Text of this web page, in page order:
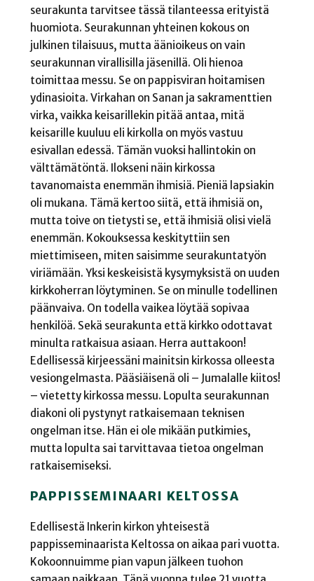
seurakunta tarvitsee tässä tilanteessa erityistä
huomiota. Seurakunnan yhteinen kokous on
julkinen tilaisuus, mutta äänioikeus on vain
seurakunnan virallisilla jäsenillä. Oli hienoa
toimittaa messu. Se on pappisviran hoitamisen
ydinasioita. Virkahan on Sanan ja sakramenttien
virka, vaikka keisarillekin pitää antaa, mitä
keisarille kuuluu eli kirkolla on myös vastuu
esivallan edessä. Tämän vuoksi hallintokin on
välttämätöntä. Ilokseni näin kirkossa
tavanomaista enemmän ihmisiä. Pieniä lapsiakin
oli mukana. Tämä kertoo siitä, että ihmisiä on,
mutta toive on tietysti se, että ihmisiä olisi vielä
enemmän. Kokouksessa keskityttiin sen
miettimiseen, miten saisimme seurakuntatyön
viriämään. Yksi keskeisistä kysymyksistä on uuden
kirkkoherran löytyminen. Se on minulle todellinen
päänvaiva. On todella vaikea löytää sopivaa
henkilöä. Sekä seurakunta että kirkko odottavat
minulta ratkaisua asiaan. Herra auttakoon!
Edellisessä kirjeessäni mainitsin kirkossa olleesta
vesiongelmasta. Pääsiäisenä oli – Jumalalle kiitos!
– vietetty kirkossa messu. Lopulta seurakunnan
diakoni oli pystynyt ratkaisemaan teknisen
ongelman itse. Hän ei ole mikään putkimies,
mutta lopulta sai tarvittavaa tietoa ongelman
ratkaisemiseksi.
PAPPISSEMINAARI KELTOSSA
Edellisestä Inkerin kirkon yhteisestä
pappisseminaarista Keltossa on aikaa pari vuotta.
Kokoonnuimme pian vapun jälkeen tuohon